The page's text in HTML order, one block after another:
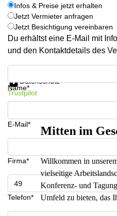
Infos & Preise jetzt erhalten
Jetzt Vermieter anfragen
Jetzt Besichtigung vereinbaren
Du erhältst eine E-Mail mit
und den Kontaktdetails des
Name*
E-Mail*
Firma*
Telefon*
Datenschutz
Trustpilot
Mitten im
Willkommen in
vielseitige
Konferenz- und
Umfeld zu bieten, das